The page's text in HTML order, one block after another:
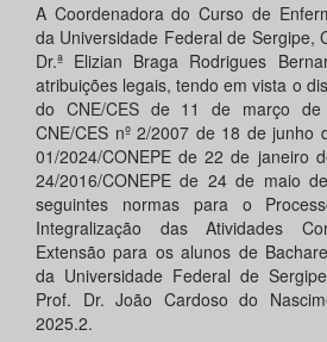
A Coordenadora do Curso de
da Universidade Federal de Sergipe,
Dr.ª Elizian Braga Rodrigues
atribuições legais, tendo em vista o
do CNE/CES de 11 de março de
CNE/CES nº 2/2007 de 18 de junho
01/2024/CONEPE de 22 de janeiro
24/2016/CONEPE de 24 de maio
seguintes normas para o
Integralização das Atividades
Extensão para os alunos de
da Universidade Federal de
Prof. Dr. João Cardoso do
2025.2.